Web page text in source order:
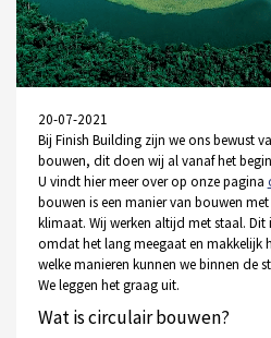
20-07-2021
Bij Finish Building zijn we ons bewust
bouwen, dit doen wij al vanaf het
U vindt hier meer over op onze pagina
bouwen is een manier van bouwen
klimaat. Wij werken altijd met staal.
omdat het lang meegaat en makkelijk
welke manieren kunnen we binnen de
We leggen het graag uit.
Wat is circulair bouwen?